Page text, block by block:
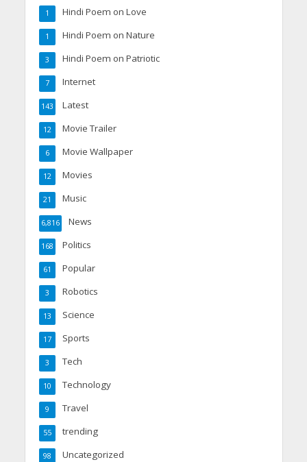
Hindi Poem on Love
1
Hindi Poem on Nature
1
Hindi Poem on Patriotic
3
Internet
7
Latest
143
Movie Trailer
12
Movie Wallpaper
6
Movies
12
Music
21
News
6,816
Politics
168
Popular
61
Robotics
3
Science
13
Sports
17
Tech
3
Technology
10
Travel
9
trending
55
Uncategorized
98